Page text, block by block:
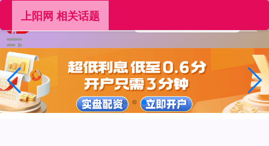
上阳网 相关话题